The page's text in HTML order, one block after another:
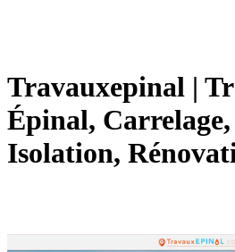
Travauxepi­nal |
Épinal,
Isolation,